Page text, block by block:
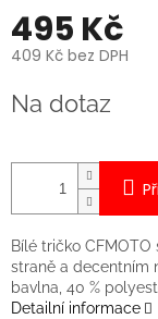
495 Kč
409 Kč bez DPH
cena:
Na dotaz
Bílé tričko
straně a decentním
bavlna, 40 %
Detailní informace